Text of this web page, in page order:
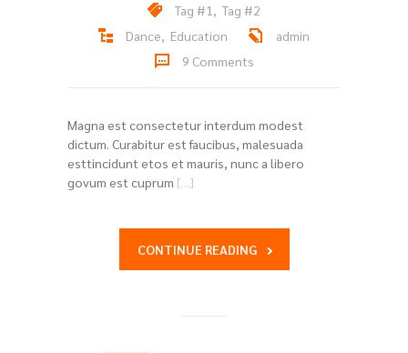
Tag #1 , Tag #2
Dance, Education
admin
9 Comments
Magna est consectetur interdum modest
dictum. Curabitur est faucibus, malesuada
esttincidunt etos et mauris, nunc a libero
govum est cuprum […]
CONTINUE READING